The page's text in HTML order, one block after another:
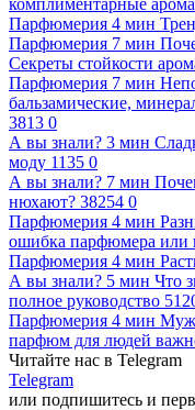
Парфюмерия 4 мин
Парфюмерия 7 мин
Секреты стойкости
Парфюмерия 7 мин
бальзамические,
3813 0
А вы знали? 3 мин
моду 1135 0
А вы знали? 7 мин
нюхают? 38254 0
Парфюмерия 4 мин
ошибка парфюмера или
Парфюмерия 4 мин
А вы знали? 5 мин Что
полное руководство
Парфюмерия 4 мин
парфюм для людей
Читайте нас в Telegram
Telegram
или подпишитесь и